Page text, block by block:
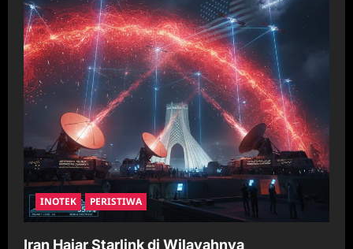
INOTEK PERISTIWA
Iran Hajar Starlink di Wilayahnya